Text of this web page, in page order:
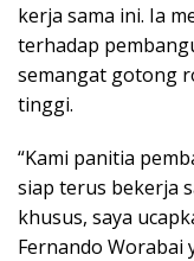
kerja sama ini. Ia
terhadap
semangat gotong
tinggi.
“Kami panitia
siap terus bekerja
khusus, saya
Fernando Worabai